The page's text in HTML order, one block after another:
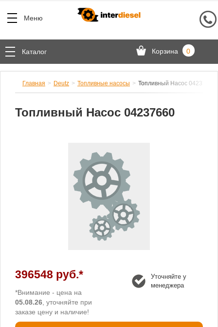
Меню
Каталог Корзина 0
Главная Deutz Топливные насосы Топливный Насос 04237660
Топливный Насос 04237660
396548 руб.*
*Внимание - цена на
05.08.26 , уточняйте при
заказе цену и наличие!
Уточняйте у
менеджера